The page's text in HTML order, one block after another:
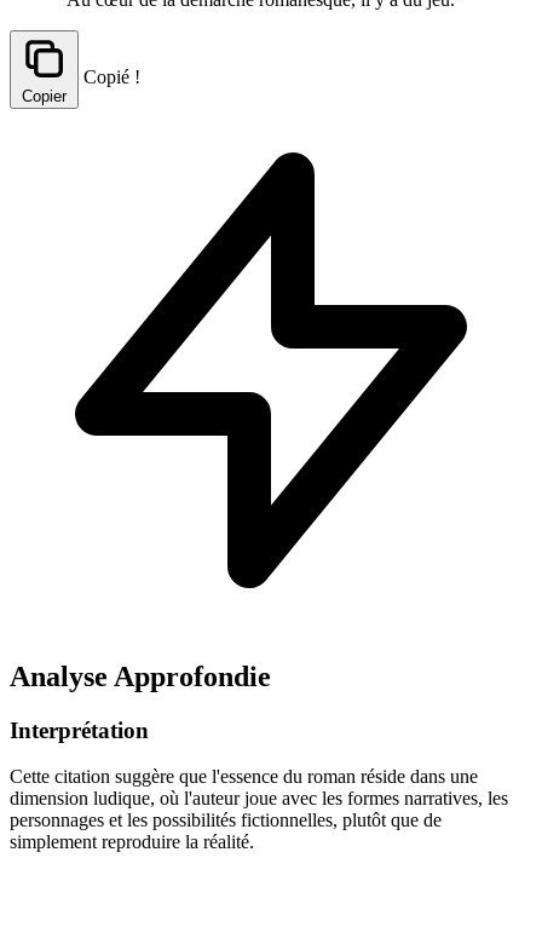
Copier
Copié !
Analyse Approfondie
Interprétation
Cette citation suggère que l'essence du roman réside dans une
dimension ludique, où l'auteur joue avec les formes narratives, les
personnages et les possibilités fictionnelles, plutôt que de
simplement reproduire la réalité.